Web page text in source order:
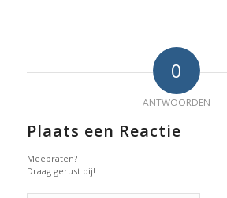
0
ANTWOORDEN
Plaats een Reactie
Meepraten?
Draag gerust bij!